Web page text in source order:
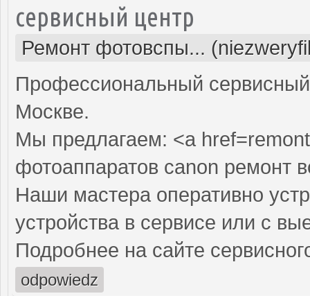
сервисный центр
Ремонт фотовспы...
Профессиональный
Москве.
Мы предлагаем: <a
фотоаппаратов canon ремонт
Наши мастера оперативно
устройства в сервисе или с
Подробнее на сайте
odpowiedz